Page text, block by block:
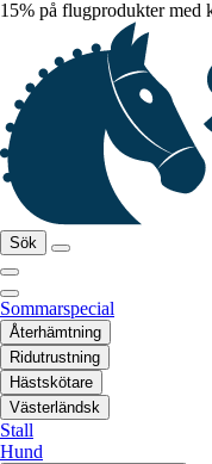
15% på flugprodukter med
Sök
Sommarspecial
Återhämtning
Ridutrustning
Hästskötare
Västerländsk
Stall
Hund